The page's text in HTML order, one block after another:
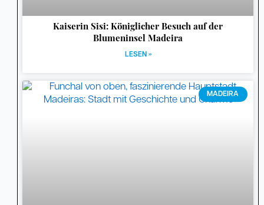
Kaiserin Sisi: Königlicher Besuch auf der
Blumeninsel Madeira
LESEN »
MADEIRA